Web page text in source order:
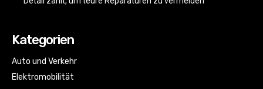
Kategorien
Auto und Verkehr
Elektromobilität